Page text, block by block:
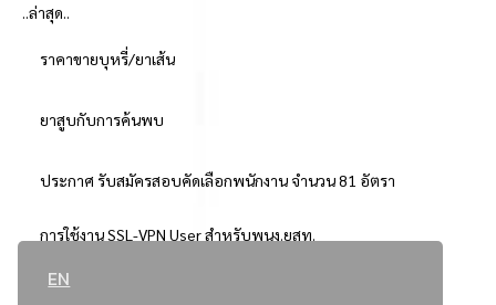
EN
..ล่าสุด..
ราคาขายบุหรี่/ยาเส้น
ยาสูบกับการค้นพบ
ประกาศ รับสมัครสอบคัดเลือกพนักงาน จำนวน 81 อัตรา
การใช้งาน SSL-VPN User สำหรับพนง.ยสท.
..ยอดนิยม..